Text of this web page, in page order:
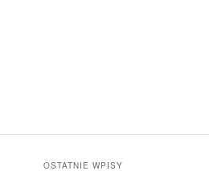
OSTATNIE WPISY